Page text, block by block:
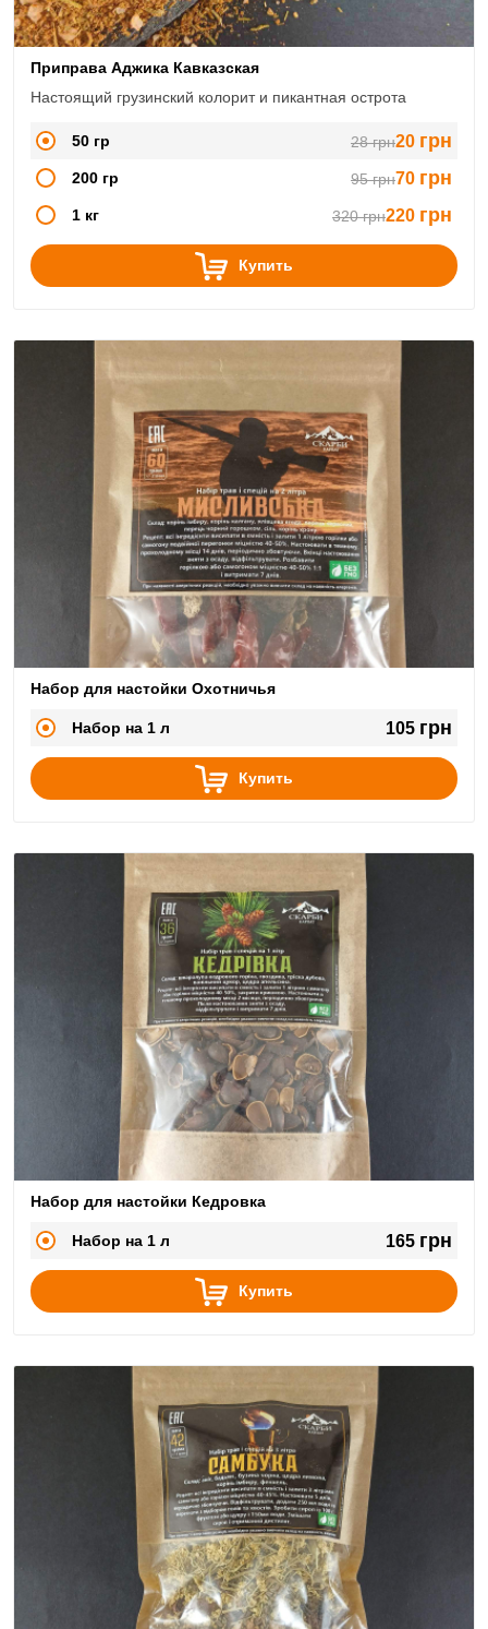
Приправа Аджика Кавказская
Настоящий грузинский колорит и пикантная острота
50 гр 28грн20 грн
200 гр 95грн70 грн
1 кг 320грн220 грн
Купить
Набор для настойки Охотничья
Набор на 1 л 105 грн
Купить
Набор для настойки Кедровка
Набор на 1 л 165 грн
Купить